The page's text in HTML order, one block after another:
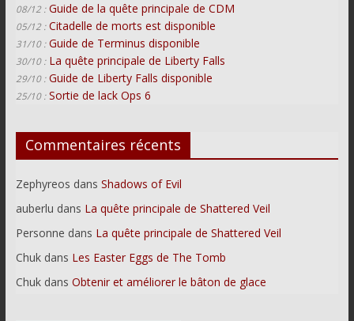
08/12 : Guide de la quête principale de CDM
05/12 : Citadelle de morts est disponible
31/10 : Guide de Terminus disponible
30/10 : La quête principale de Liberty Falls
29/10 : Guide de Liberty Falls disponible
25/10 : Sortie de lack Ops 6
Commentaires récents
Zephyreos dans Shadows of Evil
auberlu dans La quête principale de Shattered Veil
Personne dans La quête principale de Shattered Veil
Chukdans Les Easter Eggs de The Tomb
Chukdans Obtenir et améliorer le bâton de glace